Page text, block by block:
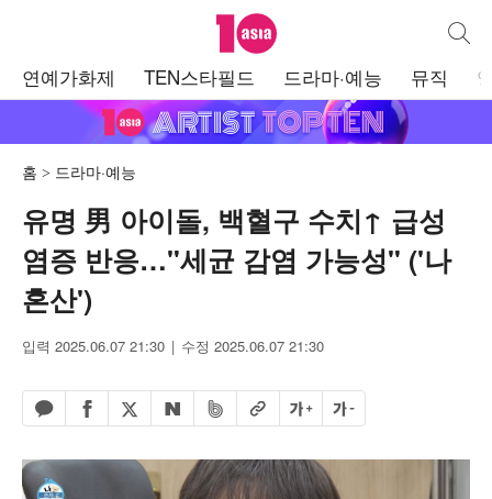
텐아시아 통합
연예가화제 TEN스타필드 드라마·예능 뮤직
홈 드라마·예능
유명 男 아이돌, 백혈구 수치↑ 급성
염증 반응…"세균 감염 가능성" ('나
혼산')
입력 2025.06.07 21:30 수정 2025.06.07 21:30
카카오톡 공유하기
페이스북 공유하기
엑스 공유하기
네이버 공유하기
밴드 공유하기
URL복사글자 크게글자 작게